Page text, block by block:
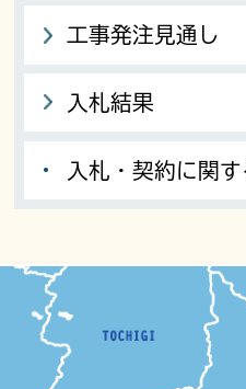
工事発注見通し
入札結果
入札・契約に関